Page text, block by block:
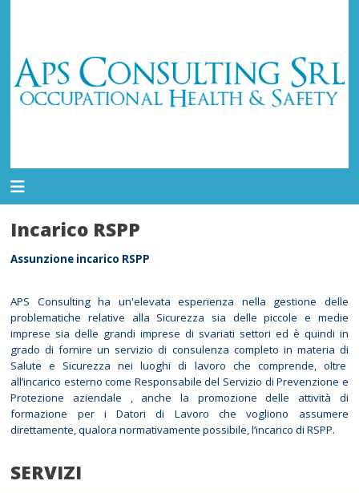
Incarico RSPP
Assunzione incarico RSPP
APS Consulting ha un'elevata esperienza nella gestione delle
problematiche relative alla Sicurezza sia delle piccole e medie
imprese sia delle grandi imprese di svariati settori ed è quindi in
grado di fornire un servizio di consulenza completo in materia di
Salute e Sicurezza nei luoghi di lavoro che comprende, oltre
all’incarico esterno come Responsabile del Servizio di Prevenzione e
Protezione aziendale , anche la promozione delle attività di
formazione per i Datori di Lavoro che vogliono assumere
direttamente, qualora normativamente possibile, l’incarico di RSPP.
SERVIZI